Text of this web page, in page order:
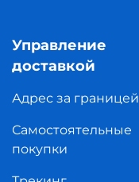
Управление
доставкой
Адрес за границей
Самостоятельные
покупки